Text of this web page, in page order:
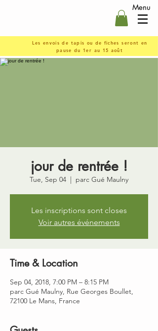
Menu
Les envois de tapis ou de fiches seront en
pause du 1er au 15 août
jour de rentrée !
Tue, Sep 04
  |
parc Gué Maulny
Les inscriptions sont closes
Voir autres événements
Time & Location
Sep 04, 2018, 7:00 PM – 8:15 PM
parc Gué Maulny, Rue Georges Boullet,
72100 Le Mans, France